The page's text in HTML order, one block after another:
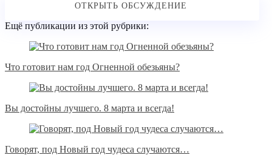
Ещё публикации из этой рубрики:
Что готовит нам год Огненной обезьяны?
Вы достойны лучшего. 8 марта и всегда!
Говорят, под Новый год чудеса случаются…